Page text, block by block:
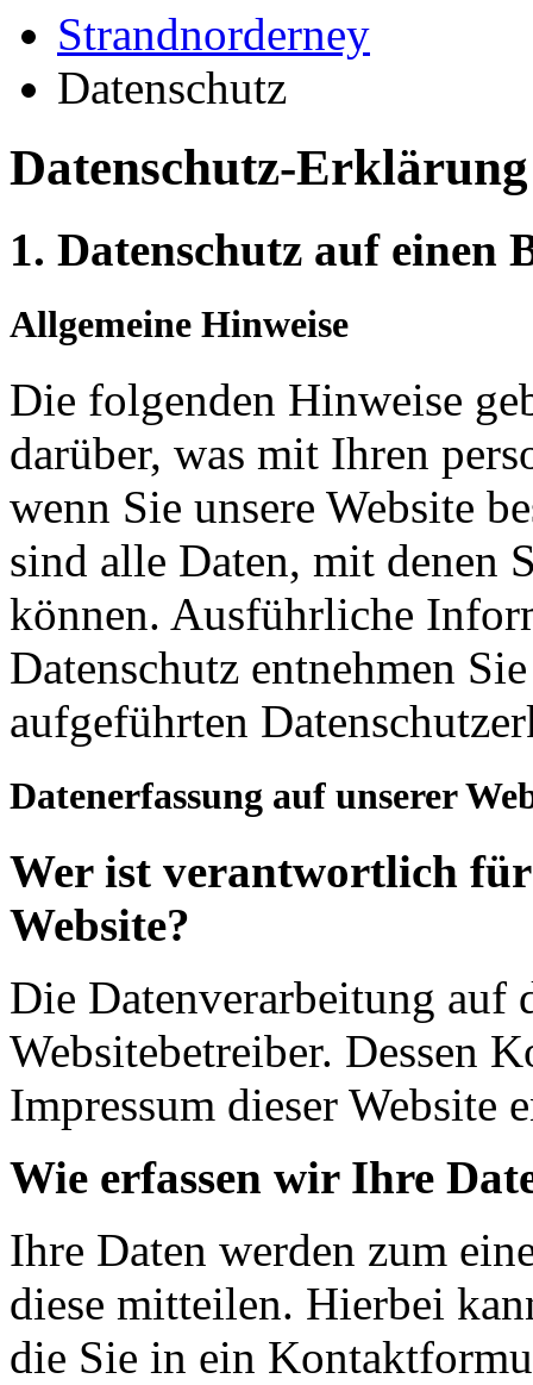
Strandnorderney
Datenschutz
Datenschutz-Erklärung
1. Datenschutz auf einen
Allgemeine Hinweise
Die folgenden Hinweise
darüber, was mit Ihren
wenn Sie unsere Website
sind alle Daten, mit denen
können. Ausführliche
Datenschutz entnehmen
aufgeführten
Datenerfassung auf unserer
Wer ist verantwortlich für
Website?
Die Datenverarbeitung auf
Websitebetreiber. Dessen
Impressum dieser Website
Wie erfassen wir Ihre
Ihre Daten werden zum
diese mitteilen. Hierbei
die Sie in ein